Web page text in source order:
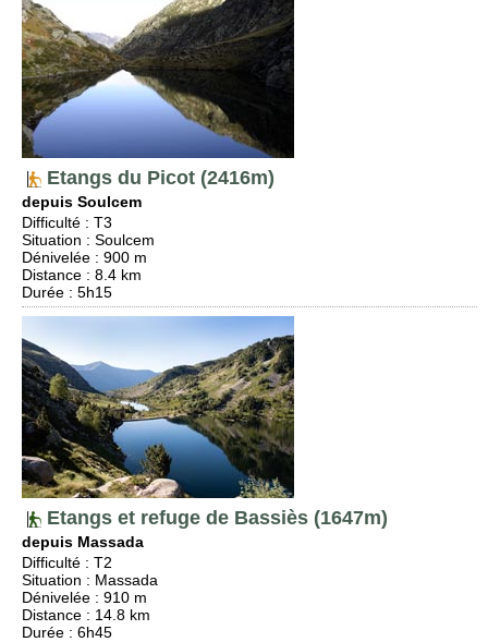
Etangs du Picot (2416m)
depuis Soulcem
Difficulté : T3
Situation : Soulcem
Dénivelée : 900 m
Distance : 8.4 km
Durée : 5h15
Etangs et refuge de Bassiès (1647m)
depuis Massada
Difficulté : T2
Situation : Massada
Dénivelée : 910 m
Distance : 14.8 km
Durée : 6h45